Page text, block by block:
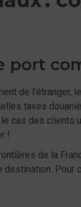
port
de
taxes
le cas des clients
!
de la
destination.